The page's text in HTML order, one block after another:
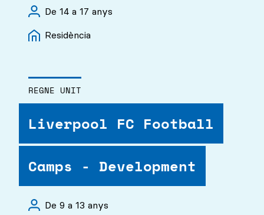
De 14 a 17 anys
Residència
REGNE UNIT
Liverpool FC Football
Camps - Development
De 9 a 13 anys